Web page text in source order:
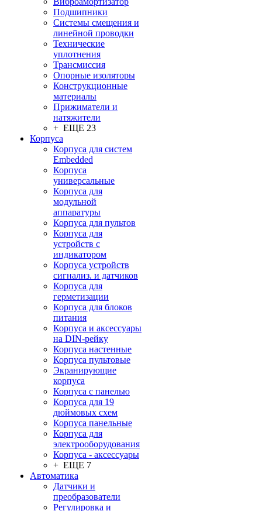
Подшипники
Системы смещения и
линейной проводки
Технические
уплотнения
Трансмиссия
Опорные изоляторы
Конструкционные
материалы
Прижиматели и
натяжители
+ ЕЩЕ 23
Корпуса
Корпуса для систем
Embedded
Корпуса
универсальные
Корпуса для
модульной
аппаратуры
Корпуса для пультов
Корпуса для
устройств с
индикатором
Корпуса устройств
сигнализ. и датчиков
Корпуса для
герметизации
Корпуса для блоков
питания
Корпуса и аксессуары
на DIN-рейку
Корпуса настенные
Корпуса пультовые
Экранирующие
корпуса
Корпуса с панелью
Корпуса для 19
дюймовых схем
Корпуса панельные
Корпуса для
электрооборудования
Корпуса - аксессуары
+ ЕЩЕ 7
Автоматика
Датчики и
преобразователи
Регулировка и